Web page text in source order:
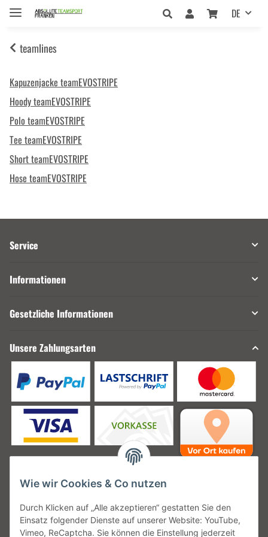
DE
teamlines
Kapuzenjacke teamEVOSTRIPE
Hoody teamEVOSTRIPE
Polo teamEVOSTRIPE
Tee teamEVOSTRIPE
Short teamEVOSTRIPE
Hose teamEVOSTRIPE
Service
Informationen
Gesetzliche Informationen
Unsere Zahlungsarten
Unsere Versanddienstleister
Wie wir Cookies & Co nutzen
Durch Klicken auf „Alle akzeptieren“ gestatten Sie den
Einsatz folgender Dienste auf unserer Website: YouTube,
Vimeo, ReCaptcha. Sie können die Einstellung jederzeit